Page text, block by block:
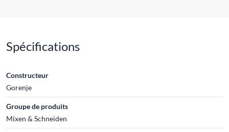
Spécifications
Constructeur
Gorenje
Groupe de produits
Mixen & Schneiden